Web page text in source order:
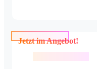
Jetzt im Angebot!